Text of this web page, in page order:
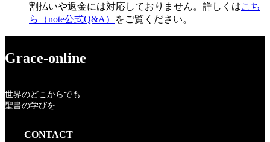
割払いや返金には対応しておりません。詳しくはこち
ら（note公式Q&A）
をご覧ください。
Grace-online
世界のどこからでも
聖書の学びを
CONTACT